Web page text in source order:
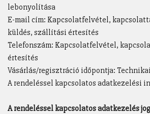
lebonyolítása
E-mail cím: Kapcsolatfelvétel,
küldés, szállítási értesítés
Telefonszám: Kapcsolatfelvétel,
értesítés
Vásárlás/regisztráció időpontja:
A rendeléssel kapcsolatos adatkezelési
A rendeléssel kapcsolatos adatkezelés